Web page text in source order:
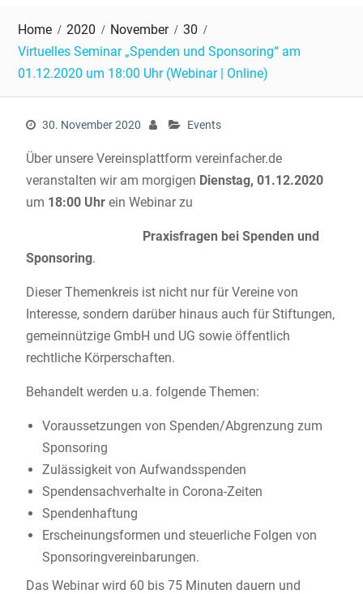
Home 2020 November
30
Virtuelles Seminar „Spenden und Sponsoring“ am
01.12.2020 um 18:00 Uhr (Webinar | Online)
30. November 2020 Events
Über unsere Vereinsplattform vereinfacher.de
veranstalten wir am morgigen Dienstag, 01.12.2020
um 18:00 Uhrein Webinar zu
Praxisfragen bei Spenden und
Sponsoring.
Dieser Themenkreis ist nicht nur für Vereine von
Interesse, sondern darüber hinaus auch für Stiftungen,
gemeinnützige GmbH und UG sowie öffentlich
rechtliche Körperschaften.
Behandelt werden u.a. folgende Themen:
Voraussetzungen von Spenden/Abgrenzung zum
Sponsoring
Zulässigkeit von Aufwandsspenden
Spendensachverhalte in Corona-Zeiten
Spendenhaftung
Erscheinungsformen und steuerliche Folgen von
Sponsoringvereinbarungen.
Das Webinar wird 60 bis 75 Minuten dauern und